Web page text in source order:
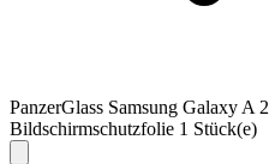
PanzerGlass Samsung Galaxy A
Bildschirmschutzfolie 1 Stück(e)